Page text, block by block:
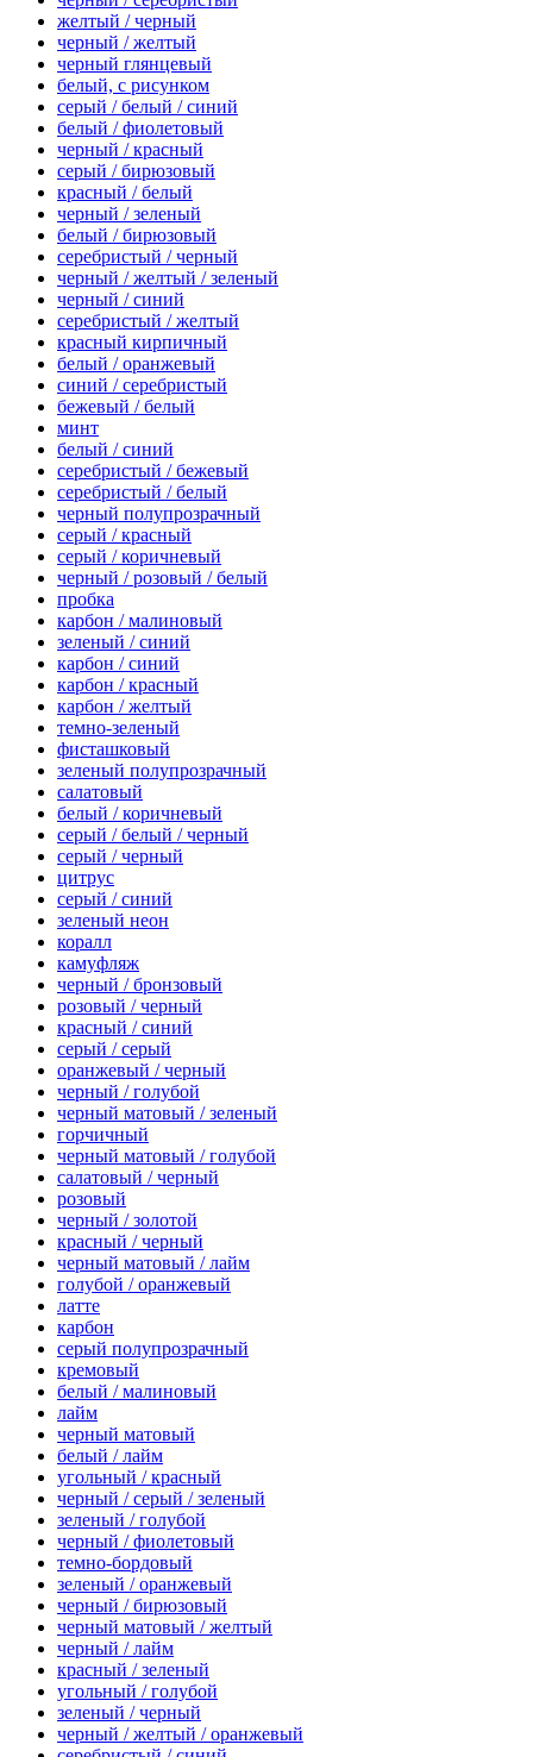
желтый / черный
черный / желтый
черный глянцевый
белый, с рисунком
серый / белый / синий
белый / фиолетовый
черный / красный
серый / бирюзовый
красный / белый
черный / зеленый
белый / бирюзовый
серебристый / черный
черный / желтый / зеленый
черный / синий
серебристый / желтый
красный кирпичный
белый / оранжевый
синий / серебристый
бежевый / белый
минт
белый / синий
серебристый / бежевый
серебристый / белый
черный полупрозрачный
серый / красный
серый / коричневый
черный / розовый / белый
пробка
карбон / малиновый
зеленый / синий
карбон / синий
карбон / красный
карбон / желтый
темно-зеленый
фисташковый
зеленый полупрозрачный
салатовый
белый / коричневый
серый / белый / черный
серый / черный
цитрус
серый / синий
зеленый неон
коралл
камуфляж
черный / бронзовый
розовый / черный
красный / синий
серый / серый
оранжевый / черный
черный / голубой
черный матовый / зеленый
горчичный
черный матовый / голубой
салатовый / черный
розовый
черный / золотой
красный / черный
черный матовый / лайм
голубой / оранжевый
латте
карбон
серый полупрозрачный
кремовый
белый / малиновый
лайм
черный матовый
белый / лайм
угольный / красный
черный / серый / зеленый
зеленый / голубой
черный / фиолетовый
темно-бордовый
зеленый / оранжевый
черный / бирюзовый
черный матовый / желтый
черный / лайм
красный / зеленый
угольный / голубой
зеленый / черный
черный / желтый / оранжевый